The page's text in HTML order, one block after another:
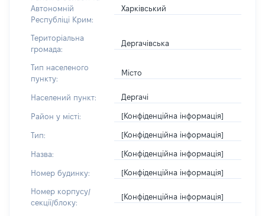
Автономній
Республіці Крим:
Харківський
Територіальна
громада:
Дергачівська
Тип населеного
пункту:
Місто
Населений пункт: Дергачі
Район у місті: [Конфіденційна інформація]
Тип: [Конфіденційна інформація]
Назва: [Конфіденційна інформація]
Номер будинку: [Конфіденційна інформація]
Номер корпусу/
секції/блоку:
[Конфіденційна інформація]